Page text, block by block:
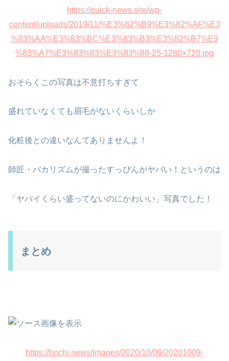
https://quick-news.site/wp-
content/uploads/2019/11/%E3%82%B9%E3%82%AF%E3
%83%AA%E3%83%BC%E3%83%B3%E3%82%B7%E3
%83%A7%E3%83%83%E3%83%88-25-1280×720.jpg
おそらくこの写真は不意打ちすぎて
盛れていなくても眉毛がないくらいしか
化粧後との違いなんてありませんよ！
師匠・バカリズムが撮ったすっぴんがヤバい！というのは
「ヤバイくらい盛ってないのにかわいい」写真でした！
まとめ
https://hochi.news/images/2020/10/09/20201009-